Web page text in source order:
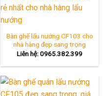
Bàn ghế lẩu nướng CF103 cho
nhà hàng đẹp sang trọng
Liên hệ: 0965.382.399